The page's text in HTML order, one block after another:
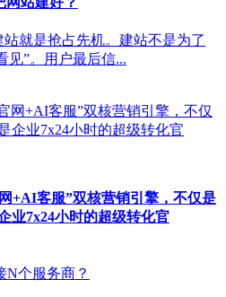
就是抢占先机。建站不是为了
见”。用户最后信...
+AI客服”双核营销引擎，不仅是
业7x24小时的超级转化官